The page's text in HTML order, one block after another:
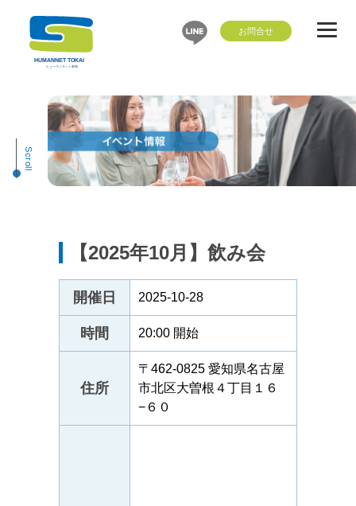
Scroll
【2025年10月】飲み会
開催日 2025-10-28
時間 20:00 開始
住所
〒462-0825 愛知県名古屋
市北区大曽根４丁目１６
−６０